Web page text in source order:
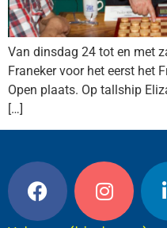
Van dinsdag 24 tot en met
Franeker voor het eerst het
Open plaats. Op tallship
[…]